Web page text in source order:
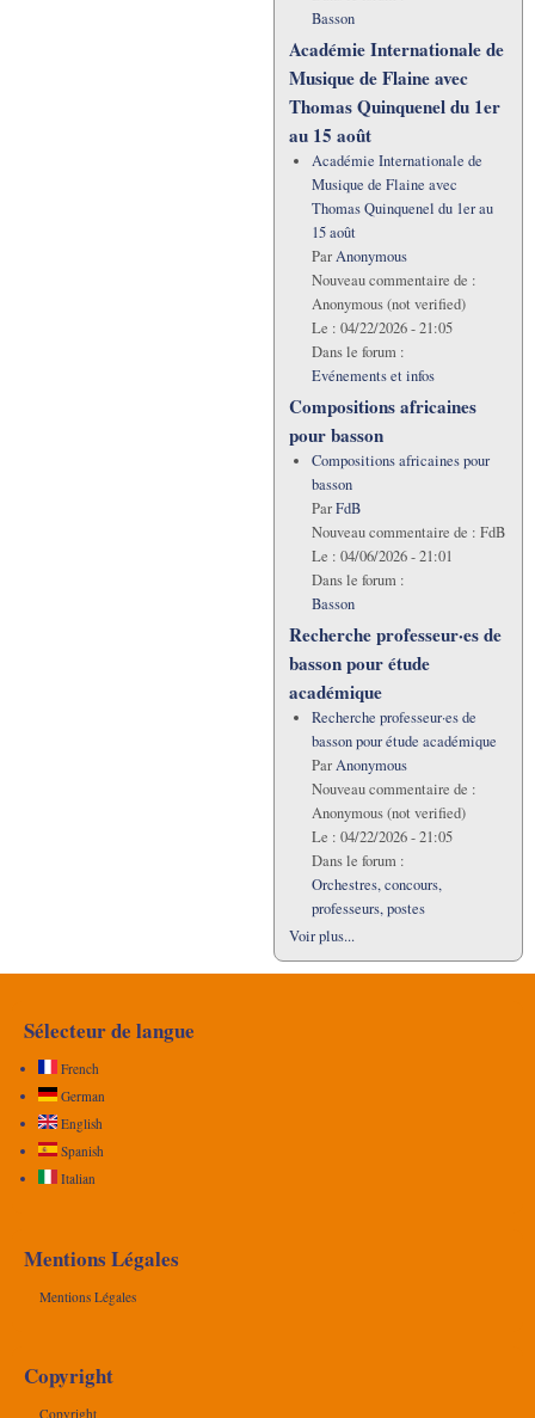
Basson
Académie Internationale de
Musique de Flaine avec
Thomas Quinquenel du 1er
au 15 août
Académie Internationale de
Musique de Flaine avec
Thomas Quinquenel du 1er au
15 août
ParAnonymous
Nouveau commentaire de :
Anonymous (not verified)
Le : 04/22/2026 - 21:05
Dans le forum :
Evénements et infos
Compositions africaines
pour basson
Compositions africaines pour
basson
ParFdB
Nouveau commentaire de : FdB
Le : 04/06/2026 - 21:01
Dans le forum :
Basson
Recherche professeur·es de
basson pour étude
académique
Recherche professeur·es de
basson pour étude académique
ParAnonymous
Nouveau commentaire de :
Anonymous (not verified)
Le : 04/22/2026 - 21:05
Dans le forum :
Orchestres, concours,
professeurs, postes
Voir plus...
Sélecteur de langue
French
German
English
Spanish
Italian
Mentions Légales
Mentions Légales
Copyright
Copyright